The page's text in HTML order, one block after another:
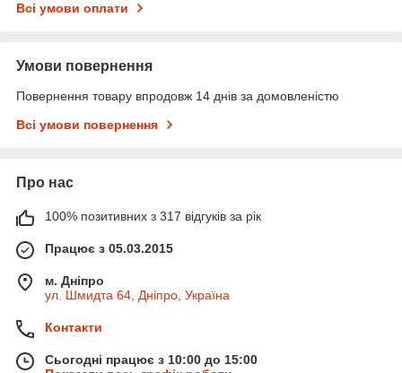
Всі умови оплати
Умови повернення
Повернення товару впродовж 14 днів за домовленістю
Всі умови повернення
Про нас
100% позитивних з 317 відгуків за рік
Працює з 05.03.2015
м. Дніпро
ул. Шмидта 64, Дніпро, Україна
Контакти
Сьогодні працює з 10:00 до 15:00